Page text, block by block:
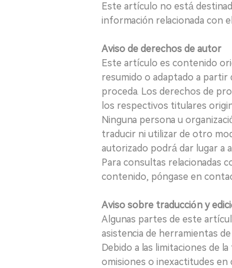
Este artículo no está
información relacionada con
Aviso de derechos de autor
Este artículo es contenido
resumido o adaptado a
proceda. Los derechos de
los respectivos titulares
Ninguna persona u
traducir ni utilizar de otro
autorizado podrá dar lugar a
Para consultas relacionadas
contenido, póngase en
Aviso sobre traducción y
Algunas partes de este
asistencia de herramientas
Debido a las limitaciones de
omisiones o inexactitudes en